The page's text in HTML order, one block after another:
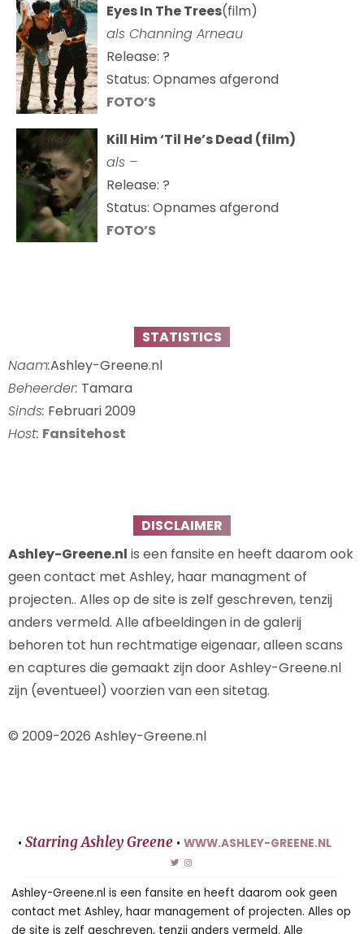
Eyes In The Trees(film)
als Channing Arneau
Release: ?
Status: Opnames afgerond
FOTO’S
Kill Him ‘Til He’s Dead (film)
als –
Release: ?
Status: Opnames afgerond
FOTO’S
STATISTICS
Naam:Ashley-Greene.nl
Beheerder: Tamara
Sinds: Februari 2009
Host: Fansitehost
DISCLAIMER
Ashley-Greene.nl is een fansite en heeft daarom ook
geen contact met Ashley, haar managment of
projecten.. Alles op de site is zelf geschreven, tenzij
anders vermeld. Alle afbeeldingen in de galerij
behoren tot hun rechtmatige eigenaar, alleen scans
en captures die gemaakt zijn door Ashley-Greene.nl
zijn (eventueel) voorzien van een sitetag.
© 2009-2026 Ashley-Greene.nl
• Starring Ashley Greene • WWW.ASHLEY-GREENE.NL
Ashley-Greene.nl is een fansite en heeft daarom ook geen
contact met Ashley, haar management of projecten. Alles op
de site is zelf geschreven, tenzij anders vermeld. Alle